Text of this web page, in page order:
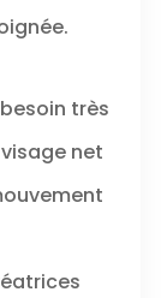
très
net